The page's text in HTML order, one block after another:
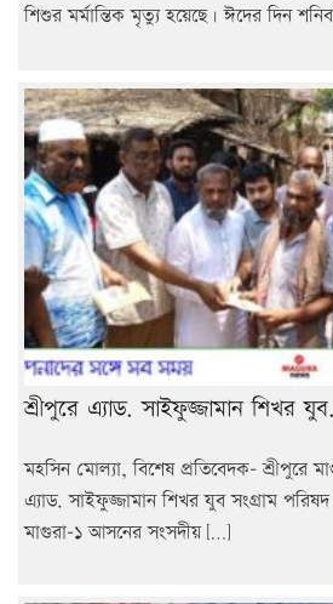
শিশুর মর্মান্তিক মৃত্যু হয়েছে। ঈদের দিন
শ্রীপুরে এ্যাড. সাইফুজ্জামান শিখর
মহসিন মোল্যা, বিশেষ প্রতিবেদক- শ্রীপুরে
এ্যাড. সাইফুজ্জামান শিখর যুব সংগ্রাম
মাগুরা-১ আসনের সংসদীয় […]